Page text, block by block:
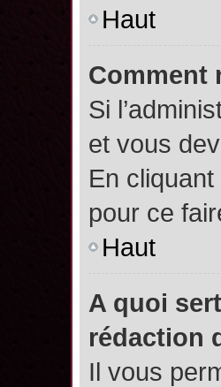
Haut
Comment
Si
et vous
En
pour ce
Haut
A quoi
rédaction
Il vous